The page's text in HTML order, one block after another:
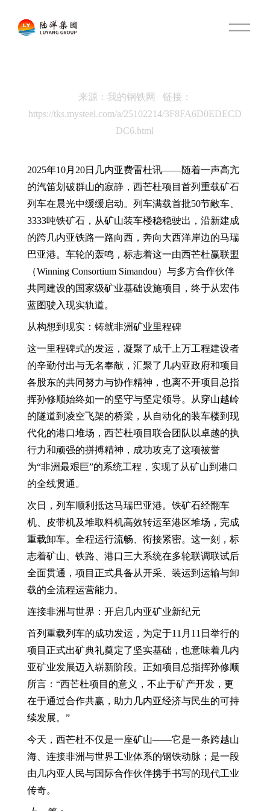
O
p
来源：我的钢铁网 链接：
https://tks.mysteel.com/a/25102214/3F8FA6D0EDECD
DC6.html
2025年10月20日几内亚费雷杜讯——随着一声高亢
的汽笛划破群山的寂静，西芒杜项目首列重载矿石
列车在晨光中缓缓启动。列车满载首批50节敞车、
3333吨铁矿石，从矿山装车楼稳稳驶出，沿新建成
的跨几内亚铁路一路向西，奔向大西洋岸边的马瑞
巴亚港。车轮的轰鸣，标志着这一由西芒杜赢联盟
（Winning Consortium Simandou）与多方合作伙伴
共同建设的国家级矿业基础设施项目，终于从宏伟
蓝图驶入现实轨道。
从构想到现实：铸就非洲矿业里程碑
这一里程碑式的发运，凝聚了成千上万工程建设者
的辛勤付出与无名奉献，汇聚了几内亚政府和项目
各股东的共同努力与协作精神，也离不开项目总指
挥孙修顺始终如一的坚守与坚定领导。从穿山越岭
的隧道到凌空飞架的桥梁，从自动化的装车楼到现
代化的港口堆场，西芒杜项目联合团队以卓越的执
行力和顽强的拼搏精神，成功攻克了这项被誉
为“非洲最艰巨”的系统工程，实现了从矿山到港口
的全线贯通。
次日，列车顺利抵达马瑞巴亚港。铁矿石经翻车
机、皮带机及堆取料机高效转运至港区堆场，完成
重载卸车。全程运行流畅、衔接紧密。这一刻，标
志着矿山、铁路、港口三大系统在多轮联调联试后
全面贯通，项目正式具备从开采、装运到运输与卸
载的全流程运营能力。
连接非洲与世界：开启几内亚矿业新纪元
首列重载列车的成功发运，为定于11月11日举行的
项目正式出矿典礼奠定了坚实基础，也意味着几内
亚矿业发展迈入崭新阶段。正如项目总指挥孙修顺
所言：“西芒杜项目的意义，不止于矿产开发，更
在于通过合作共赢，助力几内亚经济与民生的可持
续发展。”
今天，西芒杜不仅是一座矿山——它是一条跨越山
海、连接非洲与世界工业体系的钢铁动脉；是一段
由几内亚人民与国际合作伙伴携手书写的现代工业
传奇。